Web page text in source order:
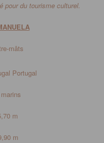
pour du tourisme culturel.
mâts
Portugal
m
m